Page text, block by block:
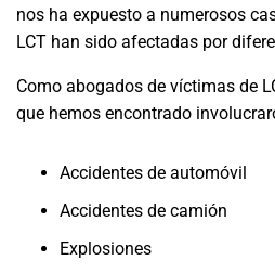
nos ha expuesto a numerosos
LCT han sido afectadas por
Como abogados de víctimas de
que hemos encontrado
Accidentes de automóvil
Accidentes de camión
Explosiones